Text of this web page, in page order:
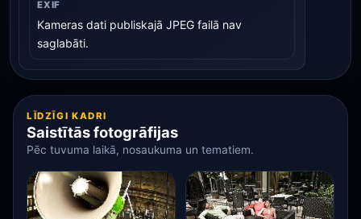
EXIF
Kameras dati publiskajā JPEG failā nav
saglabāti.
LĪDZĪGI KADRI
Saistītās fotogrāfijas
Pēc tuvuma laikā, nosaukuma un tematiem.